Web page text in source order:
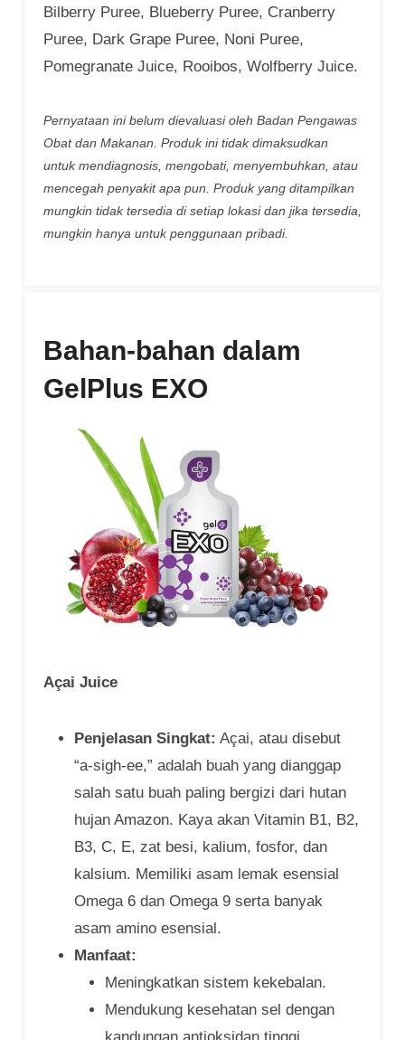
Bilberry Puree, Blueberry Puree, Cranberry
Puree, Dark Grape Puree, Noni Puree,
Pomegranate Juice, Rooibos, Wolfberry Juice.
Pernyataan ini belum dievaluasi oleh Badan Pengawas
Obat dan Makanan. Produk ini tidak dimaksudkan
untuk mendiagnosis, mengobati, menyembuhkan, atau
mencegah penyakit apa pun. Produk yang ditampilkan
mungkin tidak tersedia di setiap lokasi dan jika tersedia,
mungkin hanya untuk penggunaan pribadi.
Bahan-bahan dalam
GelPlus EXO
Açai Juice
Penjelasan Singkat: Açai, atau disebut
“a-sigh-ee,” adalah buah yang dianggap
salah satu buah paling bergizi dari hutan
hujan Amazon. Kaya akan Vitamin B1, B2,
B3, C, E, zat besi, kalium, fosfor, dan
kalsium. Memiliki asam lemak esensial
Omega 6 dan Omega 9 serta banyak
asam amino esensial.
Manfaat:
Meningkatkan sistem kekebalan.
Mendukung kesehatan sel dengan